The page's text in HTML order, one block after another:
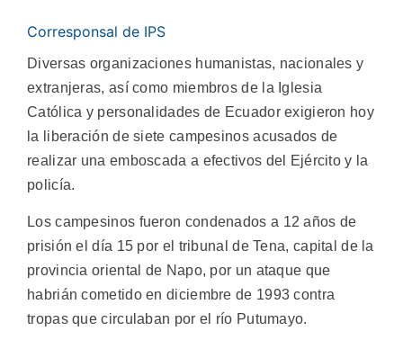
Corresponsal de IPS
Diversas organizaciones humanistas, nacionales y
extranjeras, así como miembros de la Iglesia
Católica y personalidades de Ecuador exigieron hoy
la liberación de siete campesinos acusados de
realizar una emboscada a efectivos del Ejército y la
policía.
Los campesinos fueron condenados a 12 años de
prisión el día 15 por el tribunal de Tena, capital de la
provincia oriental de Napo, por un ataque que
habrián cometido en diciembre de 1993 contra
tropas que circulaban por el río Putumayo.